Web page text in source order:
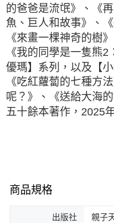
的爸爸是流氓》、《
魚、巨人和故事》、
《來畫一棵神奇的樹
《我的同學是一隻熊
優瑪】系列，以及【
《吃紅蘿蔔的七種方
呢？》、《送給大海
五十餘本著作，2025
商品規格
出版社 親子